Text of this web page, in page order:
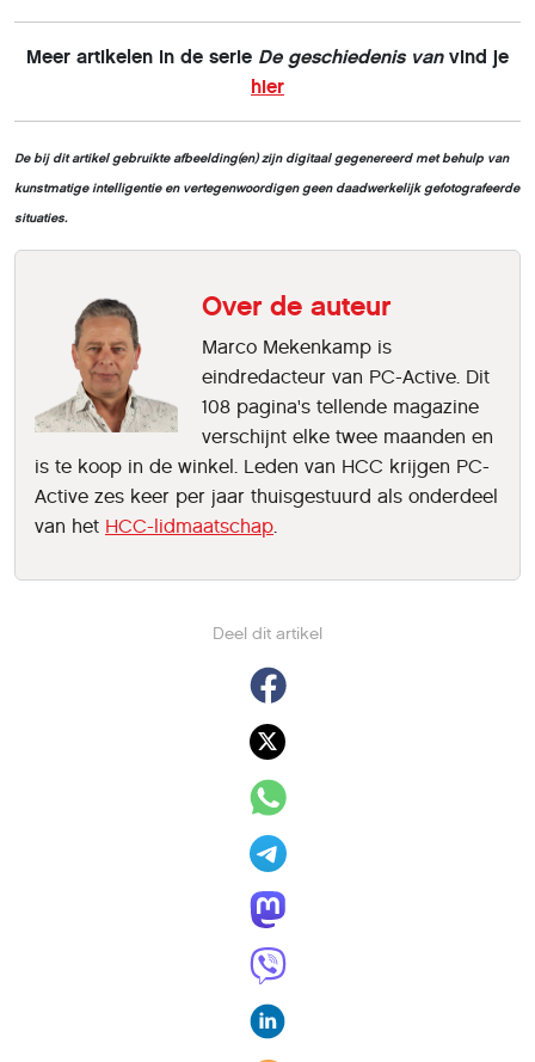
Deel dit artikel
Meer artikelen in de serie De geschiedenis van vind je
hier
De bij dit artikel gebruikte afbeelding(en) zijn digitaal gegenereerd met behulp van
kunstmatige intelligentie en vertegenwoordigen geen daadwerkelijk gefotografeerde
situaties.
Over de auteur
Marco Mekenkamp is
eindredacteur van PC-Active. Dit
108 pagina's tellende magazine
verschijnt elke twee maanden en
is te koop in de winkel. Leden van HCC krijgen PC-
Active zes keer per jaar thuisgestuurd als onderdeel
van het HCC-lidmaatschap